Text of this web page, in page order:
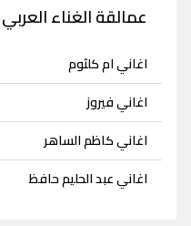
عمالقة الغناء العربي
اغاني ام كلثوم
اغاني فيروز
اغاني كاظم الساهر
اغاني عبد الحليم حافظ